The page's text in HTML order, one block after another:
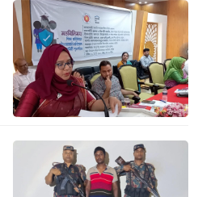
বেপরোয়া গতির আরও
ফোয়ারা খাতুন (৫০) নামে এক
(২১ মে) সকাল সাড়ে ৬টার
আন্ডারপাস এলাকায় একটি
হারিয়ে উল্টে গেলে এই ভয়াবহ